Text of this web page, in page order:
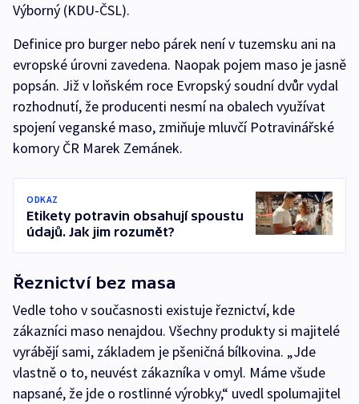
Výborný (KDU-ČSL).
Definice pro burger nebo párek není v tuzemsku ani na
evropské úrovni zavedena. Naopak pojem maso je jasně
popsán. Již v loňském roce Evropský soudní dvůr vydal
rozhodnutí, že producenti nesmí na obalech využívat
spojení veganské maso, zmiňuje mluvčí Potravinářské
komory ČR Marek Zemánek.
ODKAZ
Etikety potravin obsahují spoustu
údajů. Jak jim rozumět?
Řeznictví bez masa
Vedle toho v současnosti existuje řeznictví, kde
zákazníci maso nenajdou. Všechny produkty si majitelé
vyrábějí sami, základem je pšeničná bílkovina. „Jde
vlastně o to, neuvést zákazníka v omyl. Máme všude
napsané, že jde o rostlinné výrobky,“ uvedl spolumajitel